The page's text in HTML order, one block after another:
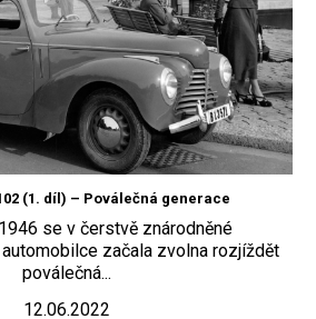
(1. díl) – Poválečná generace
se v čerstvě znárodněné
začala zvolna rozjíždět
poválečná...
12.06.2022